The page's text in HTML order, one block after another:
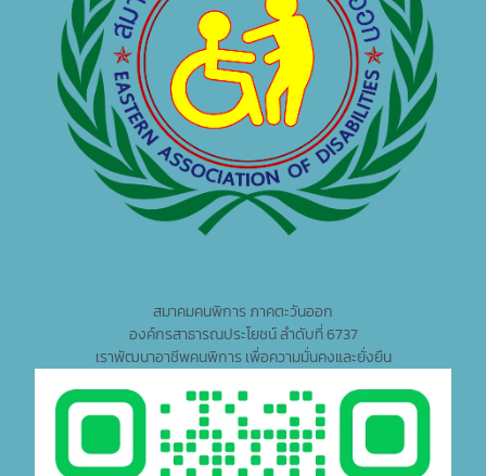
สมาคมคนพิการ ภาคตะวันออก
องค์กรสาธารณประโยชน์ ลำดับที่ 6737
เราพัฒนาอาชีพคนพิการ เพื่อความมั่นคงและยั่งยืน